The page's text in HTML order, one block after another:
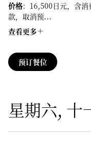
价格：16,500日元，含
款，取消预...
查看更多
预订餐位
星期六, 十